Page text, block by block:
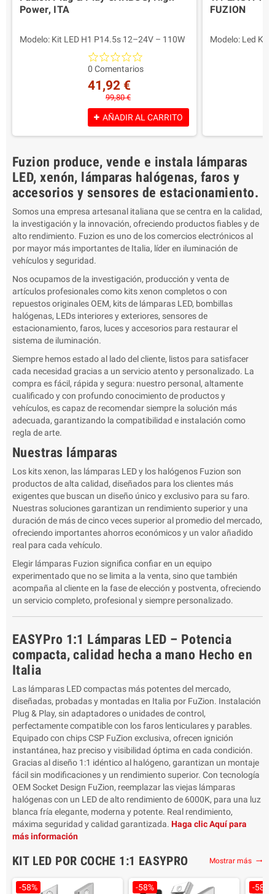
Power, ITA
Modelo: Kit LED H1 P14.5s 12–24V – 110W
/ 12.000 Lumen EASYPro
Potencia para la lámpara: 55W – 6.000
Tecnología: LED 1:1 Plug & Play con sistema
CANBUS integrado – sin adaptador ni
Compatibilidad: Faros de la cabeza de la
parábola
Ventajas: Mayor visibilidad en todas las
condiciones de carretera y clima
Aprobación: Serigrafiado en el cuerpo de la
lámpara – Estándares Europeos E4/E13
Contenido del paquete: 2 lámparas LED
Garantía: 2 años
0 Comentarios
41,92 €
99,80 €
AÑADIR AL CARRITO
FUZION
Modelo: Led Kit
Lenticulares
Ventajas: Más
de carretera/
Tipo europeo
corporal
Embalaje: 2
Garantía 2 Años
Fuzion produce, vende e instala lámparas
LED, xenón, lámparas halógenas, faros y
accesorios y sensores de estacionamiento.
Somos una empresa artesanal italiana que se centra en la calidad,
la investigación y la innovación, ofreciendo productos fiables y de
alto rendimiento. Fuzion es uno de los comercios electrónicos al
por mayor más importantes de Italia, líder en iluminación de
vehículos y seguridad.
Nos ocupamos de la investigación, producción y venta de
artículos profesionales como kits xenon completos o con
repuestos originales OEM, kits de lámparas LED, bombillas
halógenas, LEDs interiores y exteriores, sensores de
estacionamiento, faros, luces y accesorios para restaurar el
sistema de iluminación.
Siempre hemos estado al lado del cliente, listos para satisfacer
cada necesidad gracias a un servicio atento y personalizado. La
compra es fácil, rápida y segura: nuestro personal, altamente
cualificado y con profundo conocimiento de productos y
vehículos, es capaz de recomendar siempre la solución más
adecuada, garantizando la compatibilidad e instalación como
regla de arte.
Nuestras lámparas
Los kits xenon, las lámparas LED y los halógenos Fuzion son
productos de alta calidad, diseñados para los clientes más
exigentes que buscan un diseño único y exclusivo para su faro.
Nuestras soluciones garantizan un rendimiento superior y una
duración de más de cinco veces superior al promedio del mercado,
ofreciendo importantes ahorros económicos y un valor añadido
real para cada vehículo.
Elegir lámparas Fuzion significa confiar en un equipo
experimentado que no se limita a la venta, sino que también
acompaña al cliente en la fase de elección y postventa, ofreciendo
un servicio completo, profesional y siempre personalizado.
EASYPro 1:1 Lámparas LED – Potencia
compacta, calidad hecha a mano Hecho en
Italia
Las lámparas LED compactas más potentes del mercado,
diseñadas, probadas y montadas en Italia por FuZion. Instalación
Plug & Play, sin adaptadores o unidades de control,
perfectamente compatible con los faros lenticulares y parables.
Equipado con chips CSP FuZion exclusiva, ofrecen ignición
instantánea, haz preciso y visibilidad óptima en cada condición.
Gracias al diseño 1:1 idéntico al halógeno, garantizan un montaje
fácil sin modificaciones y un rendimiento superior. Con tecnología
OEM Socket Design FuZion, reemplazar las viejas lámparas
halógenas con un LED de alto rendimiento de 6000K, para una luz
blanca fría elegante, moderna y potente. Real rendimiento,
máxima seguridad y calidad garantizada. Haga clic Aquí para
más información
KIT LED POR COCHE 1:1 EASYPRO Mostrar más trending_flat
-58% -58% -58%